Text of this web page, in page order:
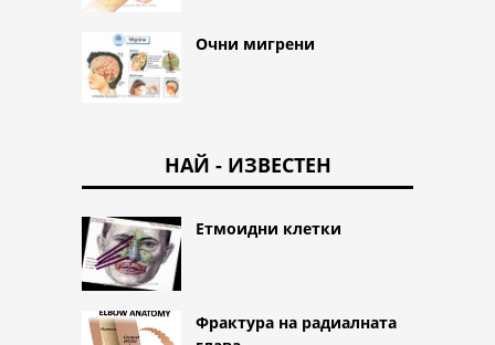
Очни мигрени
НАЙ - ИЗВЕСТЕН
Етмоидни клетки
Фрактура на радиалната